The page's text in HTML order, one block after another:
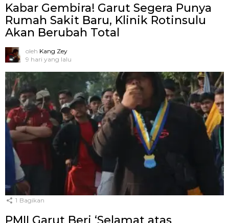
Kabar Gembira! Garut Segera Punya
Rumah Sakit Baru, Klinik Rotinsulu
Akan Berubah Total
oleh Kang Zey
9 hari yang lalu
1 Bagikan
PMII Garut Beri ‘Selamat atas